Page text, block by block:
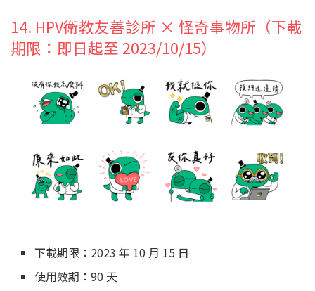
14. HPV衛教友善診所 × 怪奇事物所（下載
期限：即日起至 2023/10/15）
下載期限：2023 年 10 月 15 日
使用效期：90 天